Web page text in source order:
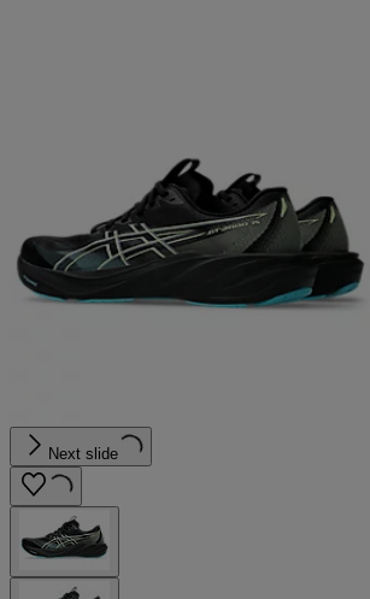
Next slide